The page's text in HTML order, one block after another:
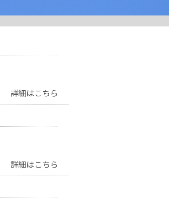
詳細はこちら
詳細はこちら